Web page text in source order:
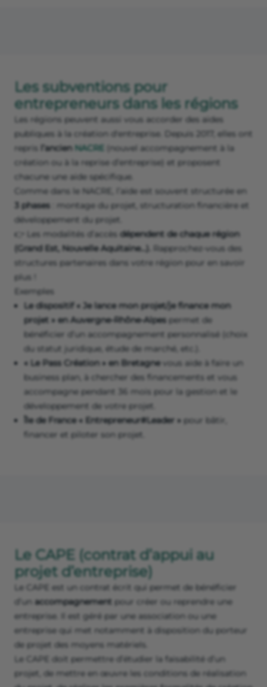
Les subventions pour
entrepreneurs dans les régions
Les régions peuvent aussi vous accorder des aides
publiques à la création d'entreprise. Depuis 2017, elles ont
repris
l’ancien NACRE
(nouvel accompagnement à la
création ou à la reprise d’entreprise) et proposent
chacune une aide spécifique.
Comme dans le NACRE, l’aide est souvent structurée en
3 phases : montage du projet, structuration financière et
développement du projet.
👉 Les modalités d’accès dépendent de chaque région
(Grand Est, Nouvelle Aquitaine…).
Rapprochez-vous des
structures partenaires dans votre région pour en savoir
plus !
Exemples
Le dispositif « Je lance mon projet/je finance mon
projet » en Auvergne-Rhône-Alpes permet de
bénéficier d’un accompagnement personnalisé (choix
du statut juridique, étude de marché, etc.).
« Le Pass Création » en Bretagnevous aide à faire un
business plan, à chercher des financements et vous
accompagne pendant 36 mois pour la gestion et le
développement de votre projet.
Île de France « Entrepreneur#Leader » pour bâtir,
financer et piloter son projet.
Le CAPE (contrat d’appui au
projet d’entreprise)
Le CAPE est un contrat écrit qui permet de bénéficier
d’un accompagnement pour créer ou reprendre une
entreprise. Il est géré par une association ou une
entreprise qui met notamment à disposition du porteur
de projet des moyens matériels.
Le CAPE doit permettre d’étudier la faisabilité d’un
projet, de mettre en œuvre les conditions de réalisation